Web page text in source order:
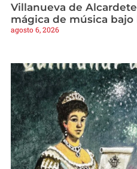
Villanueva de
mágica de música bajo
agosto 6, 2026